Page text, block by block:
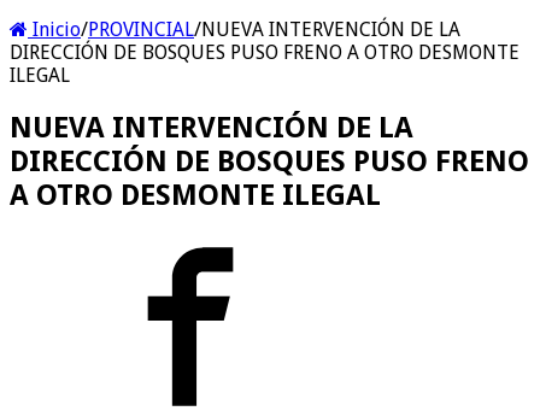
Inicio/PROVINCIAL/NUEVA INTERVENCIÓN DE LA
DIRECCIÓN DE BOSQUES PUSO FRENO A OTRO DESMONTE
ILEGAL
NUEVA INTERVENCIÓN DE LA
DIRECCIÓN DE BOSQUES PUSO FRENO
A OTRO DESMONTE ILEGAL